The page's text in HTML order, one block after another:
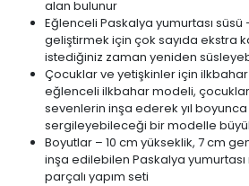
alan bulunur
Eğlenceli Paskalya yumurtası süsü –
geliştirmek için çok sayıda ekstra
istediğiniz zaman yeniden
Çocuklar ve yetişkinler için
eğlenceli ilkbahar modeli,
sevenlerin inşa ederek yıl
sergileyebileceği bir modelle
Boyutlar – 10 cm yükseklik, 7 cm
inşa edilebilen Paskalya
parçalı yapım seti